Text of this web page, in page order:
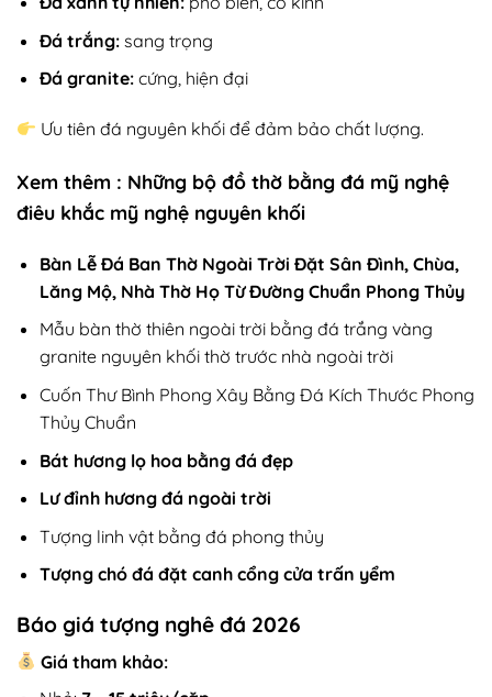
Đá trắng:sang trọng
Đá granite:cứng, hiện đại
Ưu tiên đá nguyên khối để đảm bảo chất lượng.
Xem thêm : Những bộ đồ thờ bằng đá mỹ nghệ
điêu khắc mỹ nghệ nguyên khối
Bàn Lễ Đá Ban Thờ Ngoài Trời Đặt Sân Đình, Chùa,
Lăng Mộ, Nhà Thờ Họ Từ Đường Chuẩn Phong Thủy
Mẫu bàn thờ thiên ngoài trời bằng đá trắng vàng
granite nguyên khối thờ trước nhà ngoài trời
Cuốn Thư Bình Phong Xây Bằng Đá Kích Thước Phong
Thủy Chuẩn
Bát hương lọ hoa bằng đá đẹp
Lư đỉnh hương đá ngoài trời
Tượng linh vật bằng đá phong thủy
Tượng chó đá đặt canh cổng cửa trấn yểm
Báo giá tượng nghê đá 2026
Giá tham khảo: